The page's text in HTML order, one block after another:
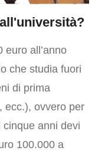
euro all’anno
che studia fuori
di prima
ecc.), ovvero per
anni devi
100.000 a